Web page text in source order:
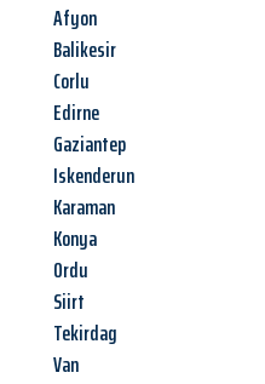
Afyon
Balikesir
Corlu
Edirne
Gaziantep
Iskenderun
Karaman
Konya
Ordu
Siirt
Tekirdag
Van